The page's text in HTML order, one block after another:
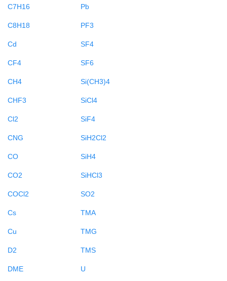
C7H16
C8H18
Cd
CF4
CH4
CHF3
Cl2
CNG
CO
CO2
COCl2
Cs
Cu
D2
DME
Pb
PF3
SF4
SF6
Si(CH3)4
SiCl4
SiF4
SiH2Cl2
SiH4
SiHCl3
SO2
TMA
TMG
TMS
U